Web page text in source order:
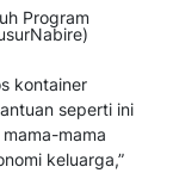
kontainer
seperti ini
mama
keluarga,”